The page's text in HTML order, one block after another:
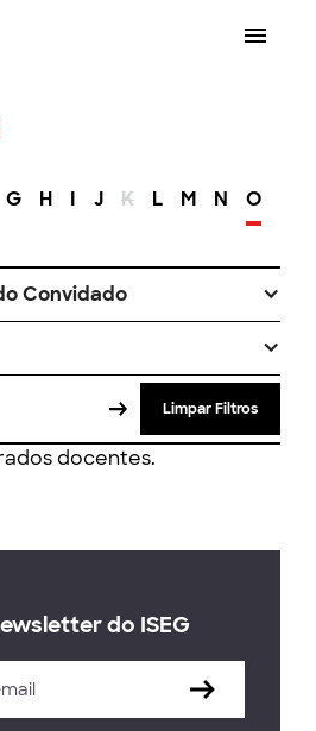
G H I J K L M N O
Convidado
Limpar Filtros
docentes.
do ISEG